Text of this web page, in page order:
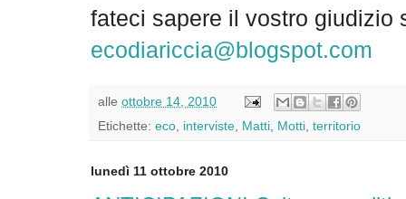
fateci sapere il vostro giudizio
ecodiariccia@blogspot.com
alle ottobre 14, 2010
Etichette: eco interviste Matti Motti territorio
lunedì 11 ottobre 2010